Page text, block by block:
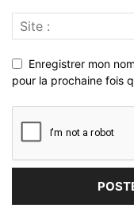
Enregistrer mon
pour la prochaine fois